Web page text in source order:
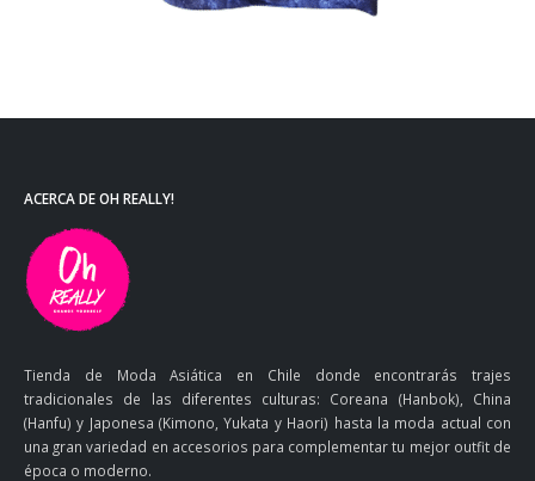
ACERCA DE OH REALLY!
Tienda de Moda Asiática en Chile donde encontrarás trajes
tradicionales de las diferentes culturas: Coreana (Hanbok), China
(Hanfu) y Japonesa (Kimono, Yukata y Haori) hasta la moda actual con
una gran variedad en accesorios para complementar tu mejor outfit de
época o moderno.